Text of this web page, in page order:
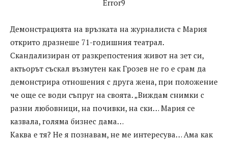
Error9
Демонстрацията на връзката на журналиста с Мария
открито дразнеше 71-годишния театрал.
Скандализиран от разкрепостения живот на зет си,
актьорът съскал възмутен как Грозев не го е срам да
демонстрира отношения с друга жена, при положение
че още се води съпруг на своята. „Виждам снимки с
разни любовници, на почивки, на ски… Мария се
казвала, голяма бизнес дама…
Каква е тя? Не я познавам, не ме интересува… Ама как